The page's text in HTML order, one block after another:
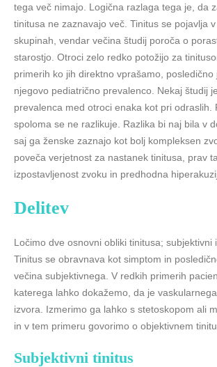
tega več nimajo. Logična razlaga tega je, da
tinitusa ne zaznavajo več. Tinitus se pojavlja
skupinah, vendar večina študij poroča o
starostjo. Otroci zelo redko potožijo za
primerih ko jih direktno vprašamo, posledično
njegovo pediatrično prevalenco. Nekaj študij
prevalenca med otroci enaka kot pri odraslih.
spoloma se ne razlikuje. Razlika bi naj bila v
saj ga ženske zaznajo kot bolj kompleksen
poveča verjetnost za nastanek tinitusa, prav
izpostavljenost zvoku in predhodna
Delitev
Ločimo dve osnovni obliki tinitusa; subjektivni
Tinitus se obravnava kot simptom in
večina subjektivnega. V redkih primerih
katerega lahko dokažemo, da je
izvora. Izmerimo ga lahko s stetoskopom ali
in v tem primeru govorimo o objektivnem
Subjektivni tinitus